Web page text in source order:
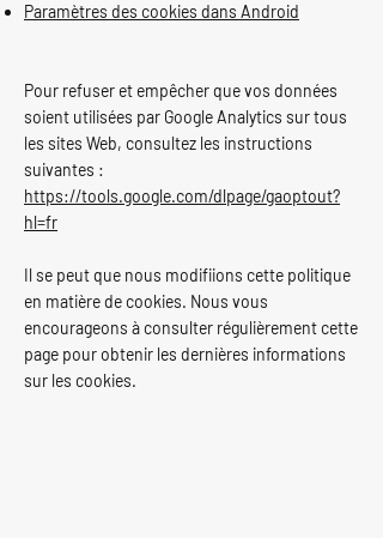
Paramètres des cookies dans Android
Pour refuser et empêcher que vos données
soient utilisées par Google Analytics sur tous
les sites Web, consultez les instructions
suivantes :
https://tools.google.com/dlpage/gaoptout?
hl=fr
Il se peut que nous modifiions cette politique
en matière de cookies. Nous vous
encourageons à consulter régulièrement cette
page pour obtenir les dernières informations
sur les cookies.